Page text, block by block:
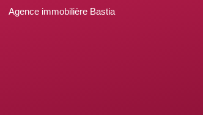
Agence immobilière Bastia